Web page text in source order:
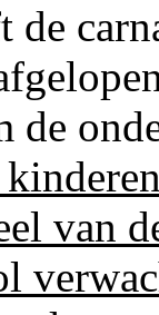
de
de
van